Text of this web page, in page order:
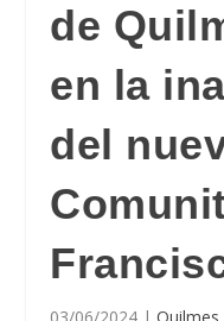
de
en la
del